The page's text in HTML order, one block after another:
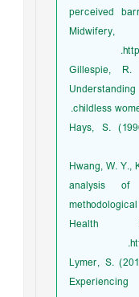
perceived
Gillespie,
childless
Hays, S.
Hwang, W.
analysis
Health
Lymer, S.